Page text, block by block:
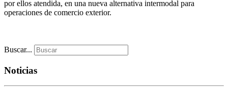
por ellos atendida, en una nueva alternativa intermodal para
operaciones de comercio exterior.
Buscar...
Noticias